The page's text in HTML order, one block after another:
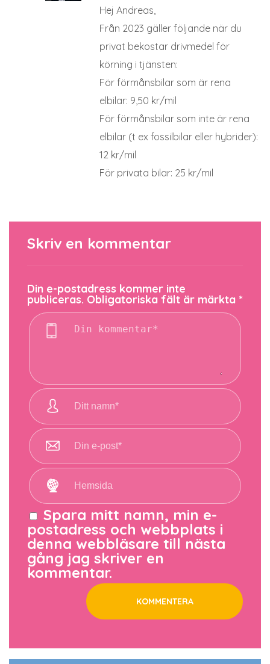
Hej Andreas,
Från 2023 gäller följande när du
privat bekostar drivmedel för
körning i tjänsten:
För förmånsbilar som är rena
elbilar: 9,50 kr/mil
För förmånsbilar som inte är rena
elbilar (t ex fossilbilar eller hybrider):
12 kr/mil
För privata bilar: 25 kr/mil
Skriv en kommentar
Din e-postadress kommer inte
publiceras. Obligatoriska fält är märkta *
Spara mitt namn, min e-
postadress och webbplats i
denna webbläsare till nästa
gång jag skriver en
kommentar.